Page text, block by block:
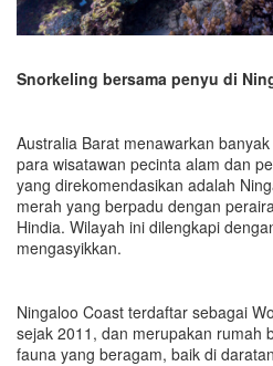
Snorkeling bersama penyu di
Australia Barat menawarkan
para wisatawan pecinta alam dan
yang direkomendasikan adalah
merah yang berpadu dengan
Hindia. Wilayah ini dilengkapi
mengasyikkan.
Ningaloo Coast terdaftar sebagai
sejak 2011, dan merupakan rumah
fauna yang beragam, baik di